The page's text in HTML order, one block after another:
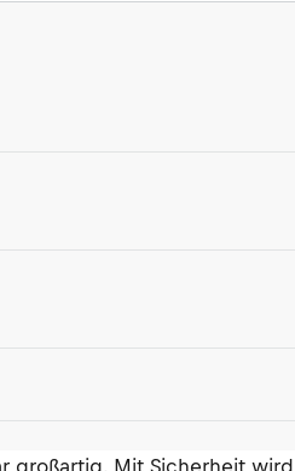
großartig. Mit Sicherheit